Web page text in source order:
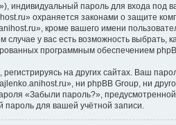
индивидуальный пароль для входа под
охраняется законами о защите
кроме вашего имени
у вас есть возможность выбрать,
программным обеспечением
на других сайтах. Ваш
ни phpBB Group, ни
«Забыли пароль?»,
для вашей учётной записи.